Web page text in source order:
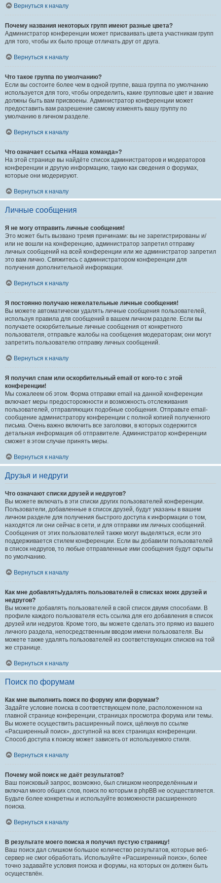
Вернуться к началу
Почему названия некоторых групп имеют разные цвета?
Администратор конференции может присваивать цвета участникам групп
для того, чтобы их было проще отличать друг от друга.
Вернуться к началу
Что такое группа по умолчанию?
Если вы состоите более чем в одной группе, ваша группа по умолчанию
используется для того, чтобы определить, какие групповые цвет и звание
должны быть вам присвоены. Администратор конференции может
предоставить вам разрешение самому изменять вашу группу по
умолчанию в личном разделе.
Вернуться к началу
Что означает ссылка «Наша команда»?
На этой странице вы найдёте список администраторов и модераторов
конференции и другую информацию, такую как сведения о форумах,
которые они модерируют.
Вернуться к началу
Личные сообщения
Я не могу отправить личные сообщения!
Это может быть вызвано тремя причинами: вы не зарегистрированы и/
или не вошли на конференцию, администратор запретил отправку
личных сообщений на всей конференции или же администратор запретил
это вам лично. Свяжитесь с администратором конференции для
получения дополнительной информации.
Вернуться к началу
Я постоянно получаю нежелательные личные сообщения!
Вы можете автоматически удалять личные сообщения пользователей,
используя правила для сообщений в вашем личном разделе. Если вы
получаете оскорбительные личные сообщения от конкретного
пользователя, отправьте жалобы на сообщения модераторам; они могут
запретить пользователю отправку личных сообщений.
Вернуться к началу
Я получил спам или оскорбительный email от кого-то с этой
конференции!
Мы сожалеем об этом. Форма отправки email на данной конференции
включает меры предосторожности и возможность отслеживания
пользователей, отправляющих подобные сообщения. Отправьте email-
сообщение администратору конференции с полной копией полученного
письма. Очень важно включить все заголовки, в которых содержится
детальная информация об отправителе. Администратор конференции
сможет в этом случае принять меры.
Вернуться к началу
Друзья и недруги
Что означают списки друзей и недругов?
Вы можете включать в эти списки других пользователей конференции.
Пользователи, добавленные в список друзей, будут указаны в вашем
личном разделе для получения быстрого доступа к информации о том,
находятся ли они сейчас в сети, и для отправки им личных сообщений.
Сообщения от этих пользователей также могут выделяться, если это
поддерживается стилем конференции. Если вы добавили пользователей
в список недругов, то любые отправленные ими сообщения будут скрыты
по умолчанию.
Вернуться к началу
Как мне добавлять/удалять пользователей в списках моих друзей и
недругов?
Вы можете добавлять пользователей в свой список двумя способами. В
профиле каждого пользователя есть ссылка для его добавления в список
друзей или недругов. Кроме того, вы можете сделать это прямо из вашего
личного раздела, непосредственным вводом имени пользователя. Вы
можете также удалять пользователей из соответствующих списков на той
же странице.
Вернуться к началу
Поиск по форумам
Как мне выполнить поиск по форуму или форумам?
Задайте условие поиска в соответствующем поле, расположенном на
главной странице конференции, страницах просмотра форума или темы.
Вы можете осуществить расширенный поиск, щёлкнув по ссылке
«Расширенный поиск», доступной на всех страницах конференции.
Способ доступа к поиску может зависеть от используемого стиля.
Вернуться к началу
Почему мой поиск не даёт результатов?
Ваш поисковый запрос, возможно, был слишком неопределённым и
включал много общих слов, поиск по которым в phpBB не осуществляется.
Будьте более конкретны и используйте возможности расширенного
поиска.
Вернуться к началу
В результате моего поиска я получил пустую страницу!
Ваш поиск дал слишком большое количество результатов, которые веб-
сервер не смог обработать. Используйте «Расширенный поиск», более
точно задавайте условия поиска и форумы, на которых он должен быть
осуществлён.